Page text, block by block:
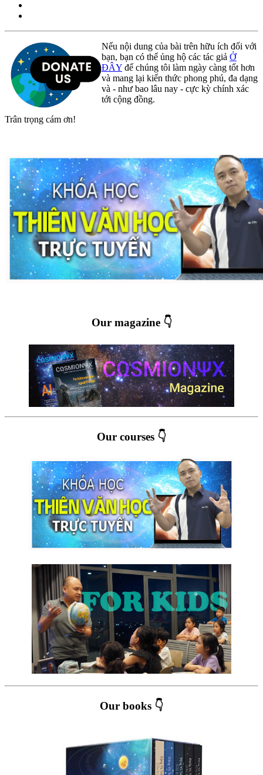
Nếu nội dung của bài trên hữu ích đối với
bạn, bạn có thể ủng hộ các tác giả Ở
ĐÂY để chúng tôi làm ngày càng tốt hơn
và mang lại kiến thức phong phú, đa dạng
và - như bao lâu nay - cực kỳ chính xác
tới cộng đồng.
Trân trọng cám ơn!
Our magazine 👇
Our courses 👇
Our books 👇